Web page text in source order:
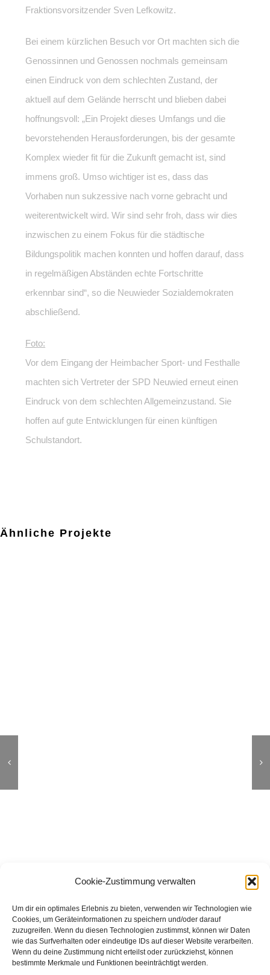
Cookie-Zustimmung verwalten
Um dir ein optimales Erlebnis zu bieten, verwenden wir Technologien wie
Cookies, um Geräteinformationen zu speichern und/oder darauf
zuzugreifen. Wenn du diesen Technologien zustimmst, können wir Daten
wie das Surfverhalten oder eindeutige IDs auf dieser Website verarbeiten.
Wenn du deine Zustimmung nicht erteilst oder zurückziehst, können
bestimmte Merkmale und Funktionen beeinträchtigt werden.
Fraktionsvorsitzender Sven Lefkowitz.
Bei einem kürzlichen Besuch vor Ort machten sich die
Genossinnen und Genossen nochmals gemeinsam
einen Eindruck von dem schlechten Zustand, der
aktuell auf dem Gelände herrscht und blieben dabei
hoffnungsvoll: „Ein Projekt dieses Umfangs und die
bevorstehenden Herausforderungen, bis der gesamte
Komplex wieder fit für die Zukunft gemacht ist, sind
immens groß. Umso wichtiger ist es, dass das
Vorhaben nun sukzessive nach vorne gebracht und
weiterentwickelt wird. Wir sind sehr froh, dass wir dies
inzwischen zu einem Fokus für die städtische
Bildungspolitik machen konnten und hoffen darauf, dass
in regelmäßigen Abständen echte Fortschritte
erkennbar sind“, so die Neuwieder Sozialdemokraten
abschließend.
Foto:
Vor dem Eingang der Heimbacher Sport- und Festhalle
machten sich Vertreter der SPD Neuwied erneut einen
Eindruck von dem schlechten Allgemeinzustand. Sie
hoffen auf gute Entwicklungen für einen künftigen
Schulstandort.
Ähnliche Projekte